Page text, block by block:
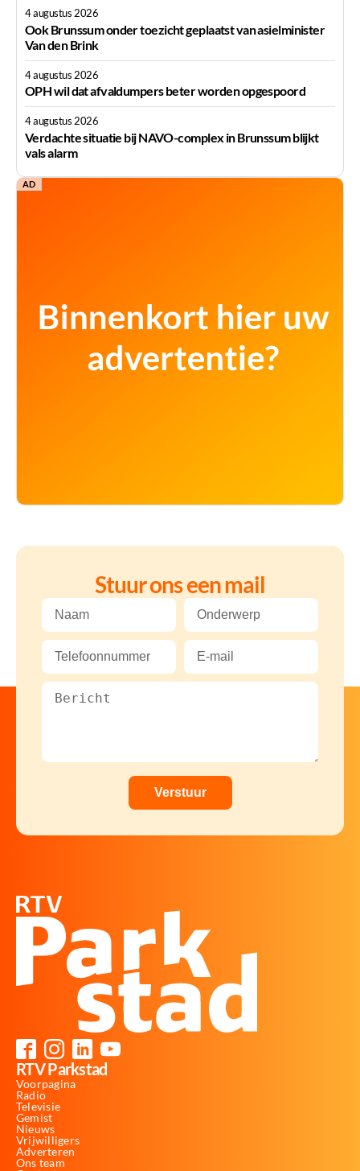
4 augustus 2026
Ook Brunssum onder toezicht geplaatst van asielminister
Van den Brink
4 augustus 2026
OPH wil dat afvaldumpers beter worden opgespoord
4 augustus 2026
Verdachte situatie bij NAVO-complex in Brunssum blijkt
vals alarm
AD
Stuur ons een mail
RTV Parkstad
Voorpagina
Radio
Televisie
Gemist
Nieuws
Vrijwilligers
Adverteren
Ons team